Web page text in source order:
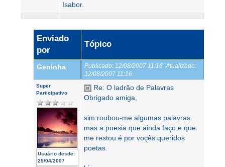
Isabor.
Enviado
por
Tópico
Geninha Publicado: 12/08/2007 11:16 Atualizado:
12/08/2007 11:16
Super
Participativo
Usuário desde:
25/04/2007
Re: O ladrão de Palavras
Obrigado amiga,
sim roubou-me algumas palavras
mas a poesia que ainda faço e que
me restou é por voçês queridos
poetas.